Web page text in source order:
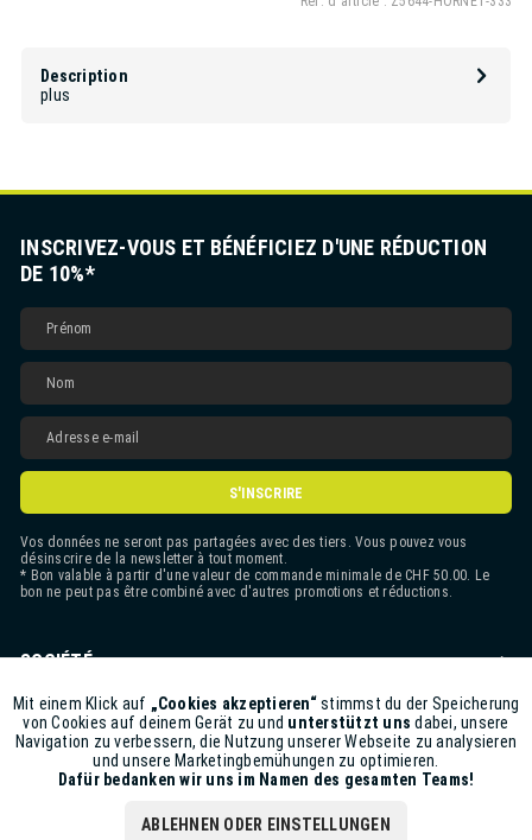
Description
plus
INSCRIVEZ-VOUS ET BÉNÉFICIEZ D'UNE RÉDUCTION
DE 10%*
S'INSCRIRE
Vos données ne seront pas partagées avec des tiers. Vous pouvez vous
désinscrire de la newsletter à tout moment.
* Bon valable à partir d'une valeur de commande minimale de CHF 50.00. Le
bon ne peut pas être combiné avec d'autres promotions et réductions.
SOCIÉTÉ
CONTACT
ASSISTANCE BOUTIQUE
INFORMATIONS
Funktionale Aktiv
Marketing Inaktiv
Mit einem Klick auf „Cookies akzeptieren“stimmst du der Speicherung
von Cookies auf deinem Gerät zu und unterstützt uns dabei, unsere
Navigation zu verbessern, die Nutzung unserer Webseite zu analysieren
und unsere Marketingbemühungen zu optimieren.
Dafür bedanken wir uns im Namen des gesamten Teams!
ABLEHNEN ODER EINSTELLUNGEN